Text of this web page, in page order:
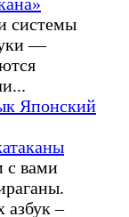
системы
—
Японский
с вами
азбук –